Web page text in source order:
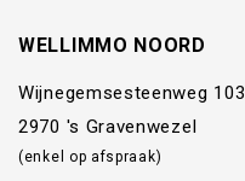
WELLIMMO NOORD
Wijnegemsesteenweg 103
2970 's Gravenwezel
(enkel op afspraak)